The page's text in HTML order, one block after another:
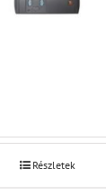
Részletek